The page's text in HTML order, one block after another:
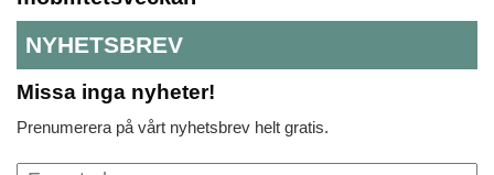
NYHETSBREV
Missa inga nyheter!
Prenumerera på vårt nyhetsbrev helt gratis.